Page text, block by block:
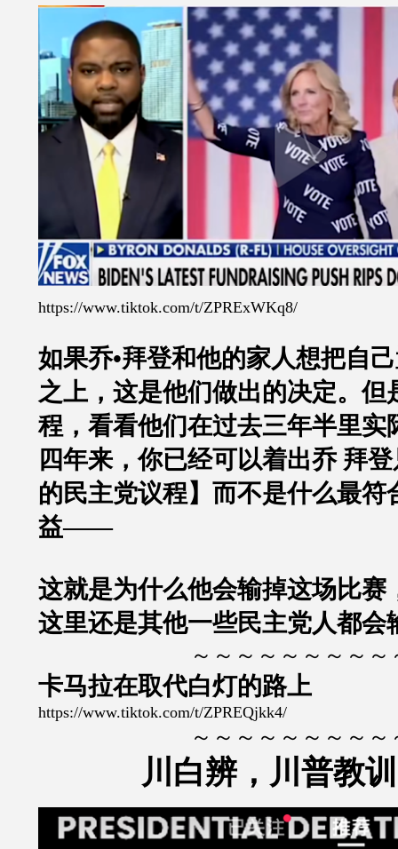
https://www.tiktok.com/t/ZPRExWKq8/
如果乔•拜登和他的家人想把自
之上，这是他们做出的决定。但
程，看看他们在过去三年半里实
四年来，你已经可以着出乔 拜
的民主党议程】而不是什么最符
益——
这就是为什么他会输掉这场比赛
这里还是其他一些民主党人都会
～～～～～～～～～
卡马拉在取代白灯的路上
https://www.tiktok.com/t/ZPREQjkk4/
～～～～～～～～～
川白辨，川普教